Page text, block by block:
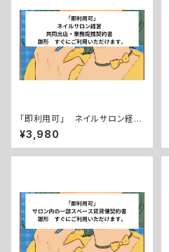
「即利用可」 ネイルサロン経
営 共同出店・業務提携契約
書 雛形 すぐにご利用いただ
けます。
¥3,980